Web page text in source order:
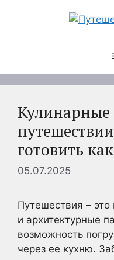
Кулинарные
готовить
05.07.2025
Путешествия –
и архитектурные
возможность
через ее кухню.